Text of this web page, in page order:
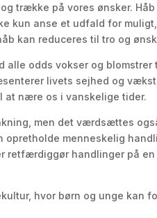
trække på vores ønsker. Håb
kun anse et udfald for
kan reduceres til tro og
alle odds vokser og
livets sejhed og
nære os i vanskelige tider.
men det værdsættes
menneskelig
retfærdiggør handlinger på en
hvor børn og unge kan